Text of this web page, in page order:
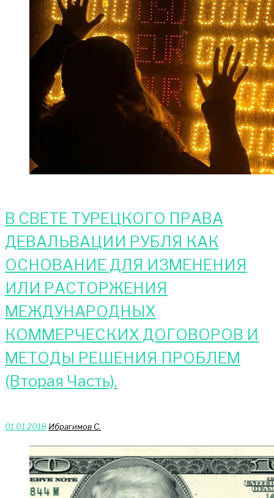
В СВЕТЕ ТУРЕЦКОГО ПРАВА
ДЕВАЛЬВАЦИИ РУБЛЯ КАК
ОСНОВАНИЕ ДЛЯ ИЗМЕНЕНИЯ
ИЛИ РАСТОРЖЕНИЯ
МЕЖДУНАРОДНЫХ
КОММЕРЧЕСКИХ ДОГОВОРОВ И
МЕТОДЫ РЕШЕНИЯ ПРОБЛЕМ
(Вторая Часть).
01.01.2018 Ибрагимов С.